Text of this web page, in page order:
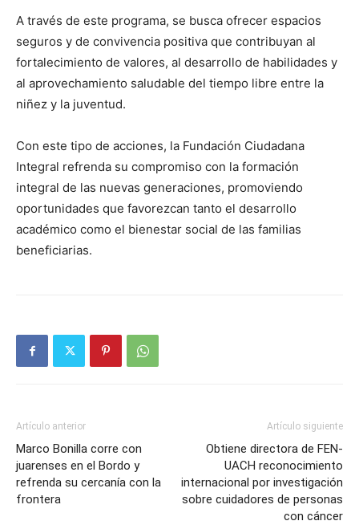
A través de este programa, se busca ofrecer espacios
seguros y de convivencia positiva que contribuyan al
fortalecimiento de valores, al desarrollo de habilidades y
al aprovechamiento saludable del tiempo libre entre la
niñez y la juventud.
Con este tipo de acciones, la Fundación Ciudadana
Integral refrenda su compromiso con la formación
integral de las nuevas generaciones, promoviendo
oportunidades que favorezcan tanto el desarrollo
académico como el bienestar social de las familias
beneficiarias.
Artículo anterior
Marco Bonilla corre con
juarenses en el Bordo y
refrenda su cercanía con la
frontera
Artículo siguiente
Obtiene directora de FEN-
UACH reconocimiento
internacional por investigación
sobre cuidadores de personas
con cáncer